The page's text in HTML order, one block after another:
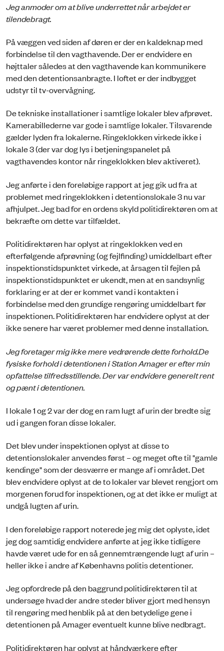
Jeg anmoder om at blive underrettet når arbejdet er
tilendebragt.
På væggen ved siden af døren er der en kaldeknap med
forbindelse til den vagthavende. Der er endvidere en
højttaler således at den vagthavende kan kommunikere
med den detentionsanbragte. I loftet er der indbygget
udstyr til tv-overvågning.
De tekniske installationer i samtlige lokaler blev afprøvet.
Kamerabillederne var gode i samtlige lokaler. Tilsvarende
gælder lyden fra lokalerne. Ringeklokken virkede ikke i
lokale 3 (der var dog lys i betjeningspanelet på
vagthavendes kontor når ringeklokken blev aktiveret).
Jeg anførte i den foreløbige rapport at jeg gik ud fra at
problemet med ringeklokken i detentionslokale 3 nu var
afhjulpet. Jeg bad for en ordens skyld politidirektøren om at
bekræfte om dette var tilfældet.
Politidirektøren har oplyst at ringeklokken ved en
efterfølgende afprøvning (og fejlfinding) umiddelbart efter
inspektionstidspunktet virkede, at årsagen til fejlen på
inspektionstidspunktet er ukendt, men at en sandsynlig
forklaring er at der er kommet vand i kontakten i
forbindelse med den grundige rengøring umiddelbart før
inspektionen. Politidirektøren har endvidere oplyst at der
ikke senere har været problemer med denne installation.
Jeg foretager mig ikke mere vedrørende dette forhold.De
fysiske forhold i detentionen i Station Amager er efter min
opfattelse tilfredsstillende. Der var endvidere generelt rent
og pænt i detentionen.
I lokale 1 og 2 var der dog en ram lugt af urin der bredte sig
ud i gangen foran disse lokaler.
Det blev under inspektionen oplyst at disse to
detentionslokaler anvendes først – og meget ofte til "gamle
kendinge" som der desværre er mange af i området. Det
blev endvidere oplyst at de to lokaler var blevet rengjort om
morgenen forud for inspektionen, og at det ikke er muligt at
undgå lugten af urin.
I den foreløbige rapport noterede jeg mig det oplyste, idet
jeg dog samtidig endvidere anførte at jeg ikke tidligere
havde været ude for en så gennemtrængende lugt af urin –
heller ikke i andre af Københavns politis detentioner.
Jeg opfordrede på den baggrund politidirektøren til at
undersøge hvad der andre steder bliver gjort med hensyn
til rengøring med henblik på at den betydelige gene i
detentionen på Amager eventuelt kunne blive nedbragt.
Politidirektøren har oplyst at håndværkere efter